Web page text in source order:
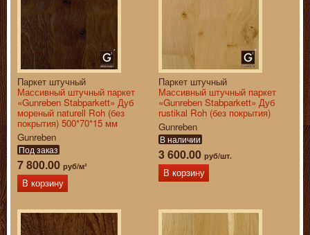
Паркет штучный
Массивный штучный паркет
«Gunreben Stabparkett» Дуб
мореный naturell Roh (без
покрытия) 500*70*15 мм
Gunreben
Под заказ
7 800.00 руб/м²
В корзину
Паркет штучный
Массивный штучный паркет
«Gunreben Stabparkett» Дуб
rustikal Roh (без покрытия)
Gunreben
В наличии
3 600.00 руб/шт.
В корзину